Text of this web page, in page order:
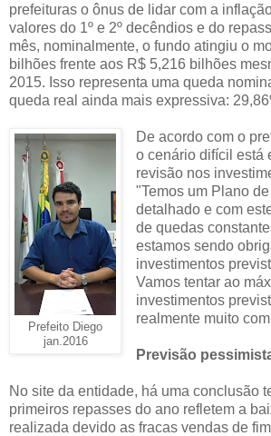
prefeituras o ônus de lidar com a
valores do 1º e 2º decêndios e do
mês, nominalmente, o fundo atingiu o
bilhões frente aos R$ 5,216 bilhões
2015. Isso representa uma queda
queda real ainda mais expressiva:
Prefeito Diego
jan.2016
De acordo com o
o cenário difícil está
revisão nos
"Temos um Plano
detalhado e com
de quedas
estamos sendo
investimentos
Vamos tentar ao
investimentos
realmente muito
Previsão
No site da entidade, há uma conclusão
primeiros repasses do ano refletem a
realizada devido as fracas vendas de